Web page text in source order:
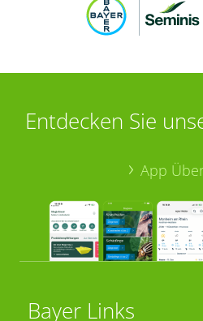
Entdecken Sie
App
Bayer Links